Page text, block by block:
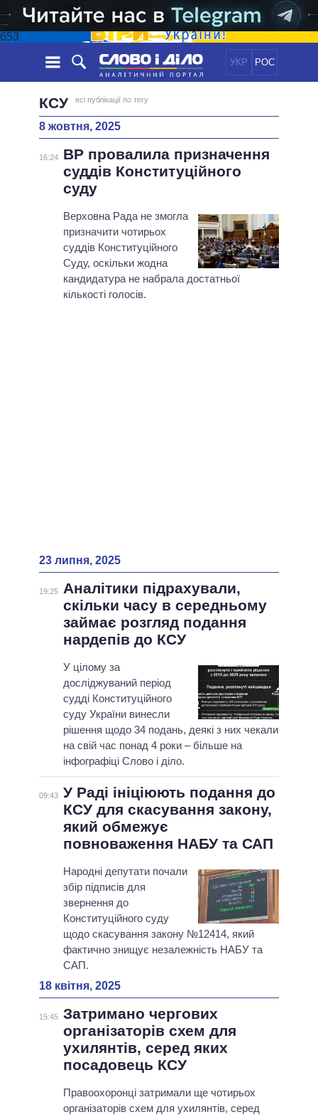
653
УКР РОС
НОВИНИ
СТРІЧКА
ПОДІЇ
СТАТТІ
ДУМКИ
ОГЛЯДИ
ДАЙДЖЕСТИ
ЕКОНОМІКА
СУСПІЛЬСТВО
ПОЛIТИКИ
УСІ ПОЛІТИКИ
ПРЕЗИДЕНТ І ОФІС
ВЕРХОВНА РАДА
КАБІНЕТ МІНІСТРІВ
ГОЛОВИ ОБЛАДМІНІСТРАЦІЙ
МЕРИ МІСТ
ПІДТРИМАТИ
ПОРІВНЯННЯ ПОЛІТИКІВ
КСУ всі публікації по тегу
8 жовтня, 2025
16:24
ВР провалила призначення
суддів Конституційного
суду
Верховна Рада не змогла
призначити чотирьох
суддів Конституційного
Суду, оскільки жодна
кандидатура не набрала достатньої
кількості голосів.
23 липня, 2025
19:25
Аналітики підрахували,
скільки часу в середньому
займає розгляд подання
нардепів до КСУ
У цілому за
досліджуваний період
судді Конституційного
суду України винесли
рішення щодо 34 подань, деякі з них чекали
на свій час понад 4 роки – більше на
інфографіці Слово і діло.
09:43 У Раді ініціюють подання до
КСУ для скасування закону,
який обмежує
повноваження НАБУ та САП
Народні депутати почали
збір підписів для
звернення до
Конституційного суду
щодо скасування закону №12414, який
фактично знищує незалежність НАБУ та
САП.
18 квітня, 2025
15:45 Затримано чергових
організаторів схем для
ухилянтів, серед яких
посадовець КСУ
Правоохоронці затримали ще чотирьох
організаторів схем для ухилянтів, серед